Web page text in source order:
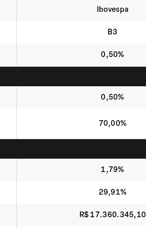
Ibovespa
B3
0,50%
0,50%
70,00%
1,79%
29,91%
R$ 17.360.345,10